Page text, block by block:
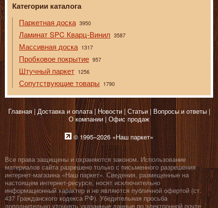
Категории каталога
Паркетная доска 3950
Ламинат SPC Кварц-Винил 3587
Массивная доска 1317
Пробковое покрытие 957
Штучный паркет 1256
Сопутствующие товары 1790
Главная Доставка и оплата Новости Статьи
Вопросы и ответы
О компании Офис продаж
© 1995–2026 «Наш паркет»
Все права защищены и охраняются законом. Использование
материалов сайта разрешено только с письменного разрешения
интернет-магазина «Наш паркет». Сведения, размещенные на
настоящем интернет-ресурсе, носят исключительно
информационный характер и не являются публичной офертой (ст.
437 Гражданского кодекса РФ). Убедительная просьба
дополнительно уточнять указанные данные по электронной почте